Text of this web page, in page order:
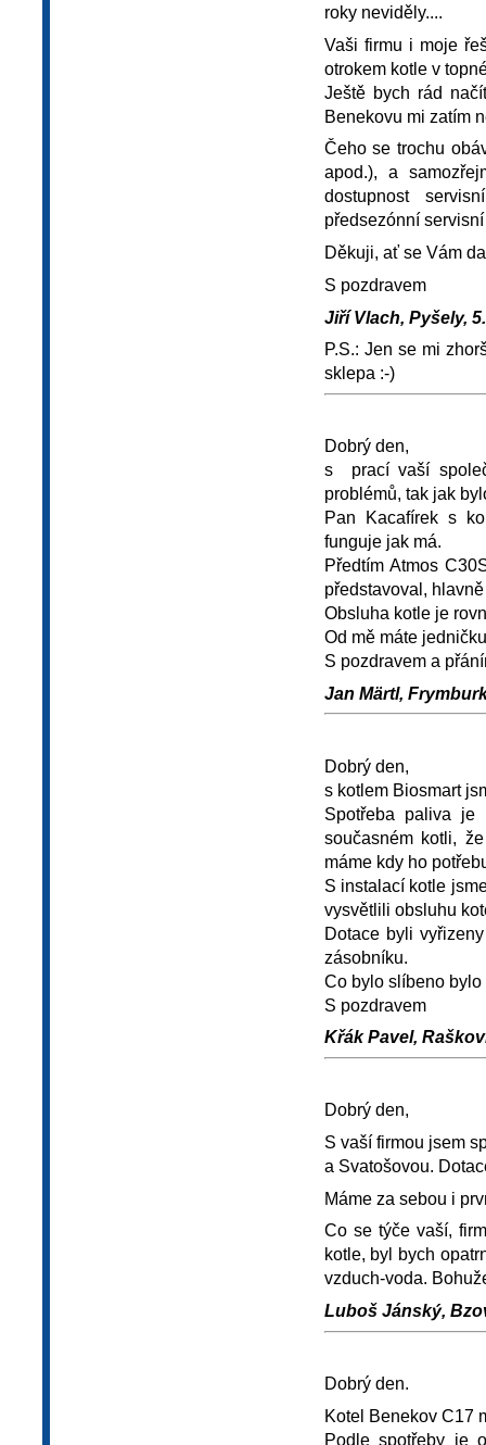
roky neviděly....
Vaši firmu i moje
otrokem kotle v
Ještě bych rád
Benekovu mi zatím
Čeho se trochu
apod.), a
dostupnost
předsezónní
Děkuji, ať se Vám
S pozdravem
Jiří Vlach, Pyšely,
P.S.: Jen se mi
sklepa :-)
Dobrý den,
s prací vaší
problémů, tak jak
Pan Kacafírek s
funguje jak má.
Předtím Atmos
představoval,
Obsluha kotle je
Od mě máte
S pozdravem a
Jan Märtl,
Dobrý den,
s kotlem Biosmart
Spotřeba paliva je
současném kotli,
máme kdy ho
S instalací kotle
vysvětlili obsluhu
Dotace byli
zásobníku.
Co bylo slíbeno bylo
S pozdravem
Křák Pavel,
Dobrý den,
S vaší firmou jsem
a Svatošovou.
Máme za sebou i
Co se týče vaší,
kotle, byl bych
vzduch-voda.
Luboš Jánský,
Dobrý den.
Kotel Benekov C17
Podle spotřeby je